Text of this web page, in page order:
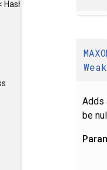
TO >, HashSet<
Adds
be